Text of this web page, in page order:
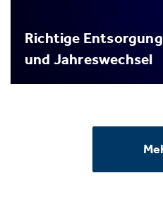
Richtige
und Jahreswechsel